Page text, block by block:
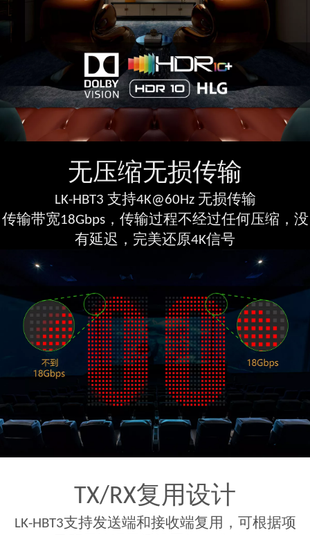
无压缩无损传输
LK-HBT3 支持4K@60Hz 无损传输
传输带宽18Gbps，传输过程不经过任何压缩，没
有延迟，完美还原4K信号
TX/RX复用设计
LK-HBT3支持发送端和接收端复用，可根据项